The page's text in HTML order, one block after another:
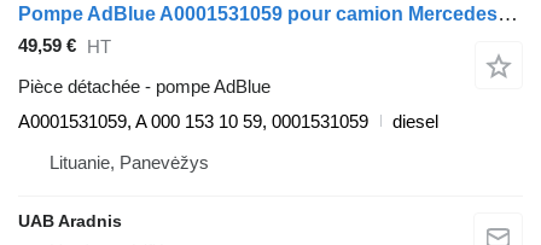
Pompe AdBlue A0001531059 pour camion Mercedes-Benz ACTROS MP4 1845 L
49,59 € HT
Pièce détachée - pompe AdBlue
A0001531059, A 000 153 10 59, 0001531059
diesel
Lituanie, Panevėžys
UAB Aradnis